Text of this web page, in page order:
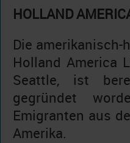
HOLLAND
Die amerikanisch-
Holland America
Seattle, ist
gegründet
Emigranten aus
Amerika.